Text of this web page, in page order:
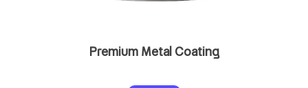
Premium Metal Coating